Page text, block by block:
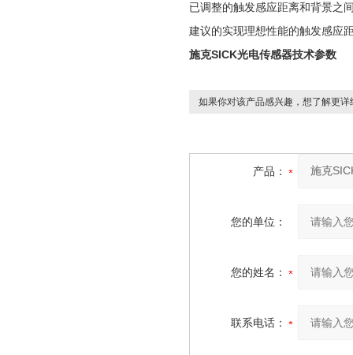
已调整的触发感应距离和背景之
建议的实现理想性能的触发感应
施克SICK光电传感器技术参数
如果你对该产品感兴趣，想了解更详
产品：
您的单位：
您的姓名：
联系电话：